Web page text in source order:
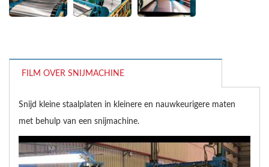
FILM OVER SNIJMACHINE
Snijd kleine staalplaten in kleinere en nauwkeurigere maten
met behulp van een snijmachine.